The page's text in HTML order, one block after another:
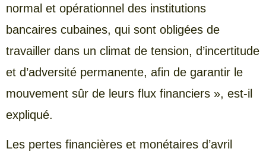
normal et opérationnel des institutions
bancaires cubaines, qui sont obligées de
travailler dans un climat de tension, d’incertitude
et d’adversité permanente, afin de garantir le
mouvement sûr de leurs flux financiers », est-il
expliqué.
Les pertes financières et monétaires d’avril